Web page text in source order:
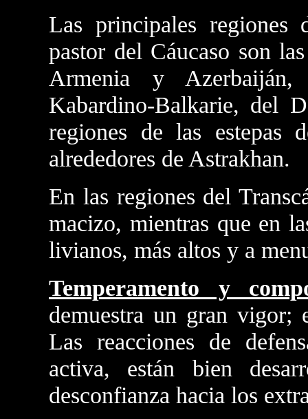
Las principales regiones
pastor del Cáucaso son
Armenia y Azerbaiján,
Kabardino-Balkarie, del
regiones de las
alrededores de Astrakhan.
En las regiones del
macizo, mientras que en
livianos, más altos y a
Temperamento y
demuestra un gran vigor;
Las reacciones de
activa, están bien
desconfianza hacia los